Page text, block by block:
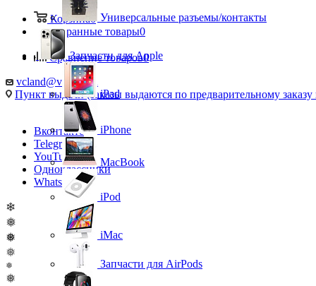
Корзина0
Избранные товары0
Сравнение товаров0
vcland@vcland.ru
Пункт выдачи (заказы выдаются по предварительному заказу
Вконтакте
Telegram
YouTube
Одноклассники
WhatsApp
❄
❅
❅
❅
❅
❅
Универсальные разъемы/контакты
Запчасти для Apple
iPad
iPhone
MacBook
iPod
iMac
Запчасти для AirPods